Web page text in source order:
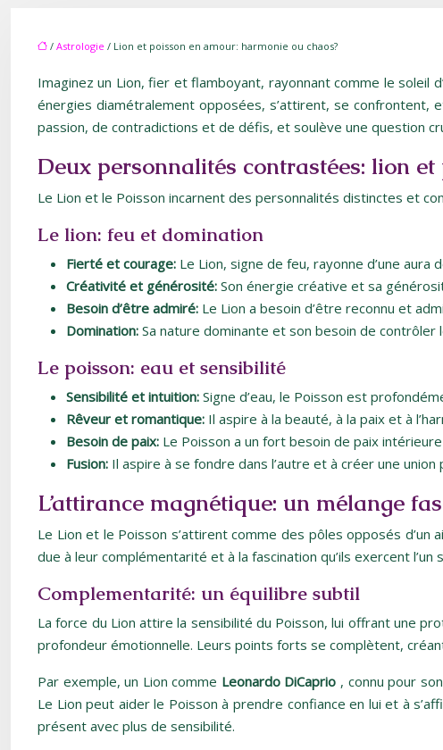
/ Astrologie / Lion et poisson en amour: harmonie ou chaos?
Imaginez un Lion, fier et flamboyant, rayonnant comme le soleil
énergies diamétralement opposées, s’attirent, se confrontent,
passion, de contradictions et de défis, et soulève une question
Deux personnalités contrastées: lion et
Le Lion et le Poisson incarnent des personnalités distinctes et
Le lion: feu et domination
Fierté et courage: Le Lion, signe de feu, rayonne d’une
Créativité et générosité: Son énergie créative et sa
Besoin d’être admiré: Le Lion a besoin d’être reconnu et
Domination: Sa nature dominante et son besoin de
Le poisson: eau et sensibilité
Sensibilité et intuition: Signe d’eau, le Poisson est
Rêveur et romantique: Il aspire à la beauté, à la paix et à
Besoin de paix: Le Poisson a un fort besoin de paix
Fusion: Il aspire à se fondre dans l’autre et à créer une
L’attirance magnétique: un mélange
Le Lion et le Poisson s’attirent comme des pôles opposés
due à leur complémentarité et à la fascination qu’ils exercent l’un
Complementarité: un équilibre subtil
La force du Lion attire la sensibilité du Poisson, lui offrant une
profondeur émotionnelle. Leurs points forts se complètent,
Par exemple, un Lion comme Leonardo DiCaprio , connu pour
Le Lion peut aider le Poisson à prendre confiance en lui et à
présent avec plus de sensibilité.